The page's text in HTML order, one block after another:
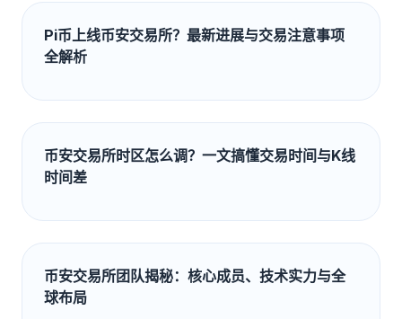
Pi币上线币安交易所？最新进展与交易注意事项
全解析
币安交易所时区怎么调？一文搞懂交易时间与K线
时间差
币安交易所团队揭秘：核心成员、技术实力与全
球布局